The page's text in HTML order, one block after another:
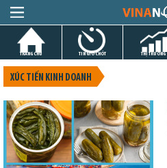
TRANG CHỦ TIN GIỜ CHÓT THỊ TRƯỜNG
XÚC TIẾN KINH DOANH